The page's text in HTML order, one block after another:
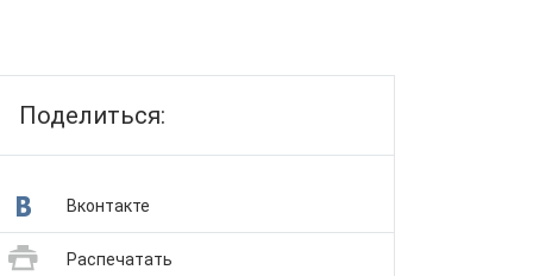
Поделиться:
Вконтакте
Распечатать